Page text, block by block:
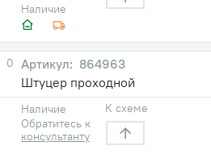
Наличие
0
864963
Штуцер проходной
Наличие
Обратитесь к
консультанту
К схеме